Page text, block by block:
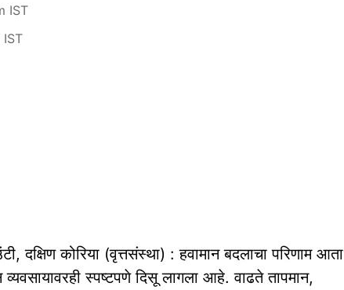
IST
IST
दक्षिण कोरिया (वृत्तसंस्था) : हवामान बदलाचा परिणाम आता
स्पष्टपणे दिसू लागला आहे. वाढते तापमान,